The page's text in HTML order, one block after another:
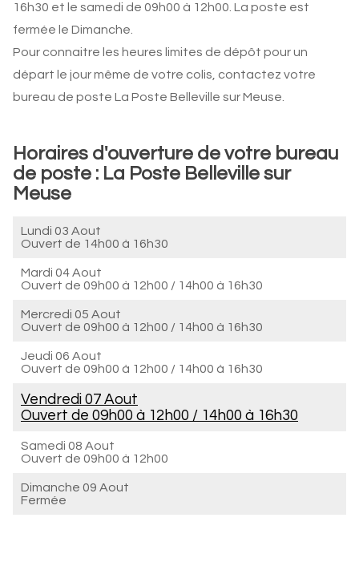
16h30 et le samedi de 09h00 à 12h00. La poste est
fermée le Dimanche.
Pour connaitre les heures limites de dépôt pour un
départ le jour même de votre colis, contactez votre
bureau de poste La Poste Belleville sur Meuse.
Horaires d'ouverture de votre bureau
de poste : La Poste Belleville sur
Meuse
Lundi 03 Aout
Ouvert de 14h00 à 16h30
Mardi 04 Aout
Ouvert de 09h00 à 12h00 / 14h00 à 16h30
Mercredi 05 Aout
Ouvert de 09h00 à 12h00 / 14h00 à 16h30
Jeudi 06 Aout
Ouvert de 09h00 à 12h00 / 14h00 à 16h30
Vendredi 07 Aout
Ouvert de 09h00 à 12h00 / 14h00 à 16h30
Samedi 08 Aout
Ouvert de 09h00 à 12h00
Dimanche 09 Aout
Fermée